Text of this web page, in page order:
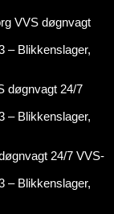
VVS døgnvagt
– Blikkenslager,
døgnvagt 24/7
– Blikkenslager,
24/7 VVS-
– Blikkenslager,